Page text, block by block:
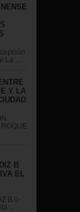
La ...
Y LA
B
EL
B 0-
...